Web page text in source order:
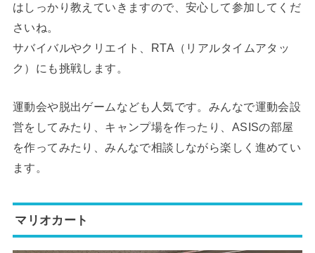
はしっかり教えていきますので、安心して参加してくだ
さいね。
サバイバルやクリエイト、RTA（リアルタイムアタッ
ク）にも挑戦します。
運動会や脱出ゲームなども人気です。みんなで運動会設
営をしてみたり、キャンプ場を作ったり、ASISの部屋
を作ってみたり、みんなで相談しながら楽しく進めてい
ます。
マリオカート